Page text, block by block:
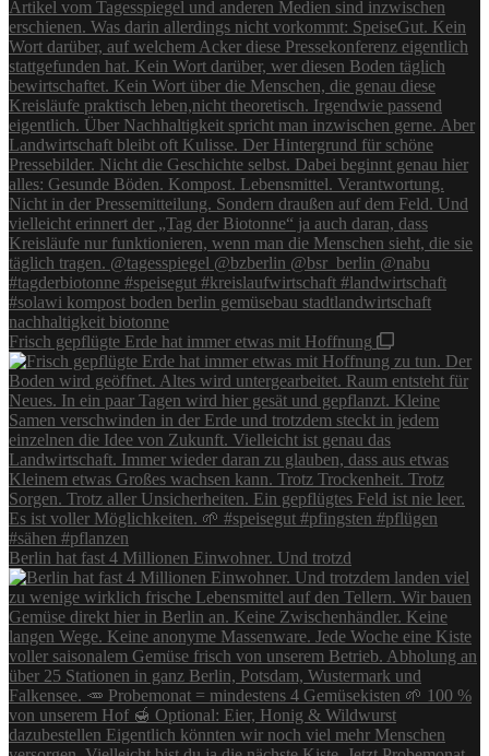
Frisch gepflügte Erde hat immer etwas mit Hoffnung
Berlin hat fast 4 Millionen Einwohner. Und trotzd